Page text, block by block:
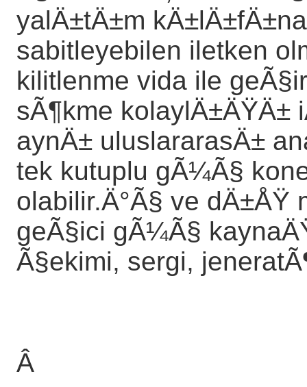
yalÄ±tÄ±m
sabitleyebilen iletken
kilitlenme vida ile
sÃ¶kme kolaylÄ±ÄŸÄ±
aynÄ± uluslararasÄ±
tek kutuplu gÃ¼Ã§
olabilir.Ä°Ã§ ve dÄ±ÅŸ
geÃ§ici gÃ¼Ã§
Ã§ekimi, sergi,
Â